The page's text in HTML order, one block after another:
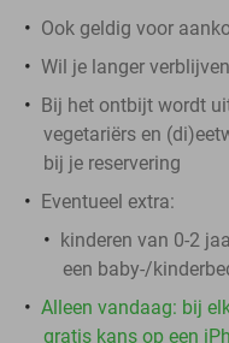
Ook geldig voor
Wil je langer
Bij het ontbijt wordt
vegetariërs en
bij je reservering
Eventueel extra:
kinderen van 0-2
een baby-/
Alleen vandaag: bij
gratis kans op een